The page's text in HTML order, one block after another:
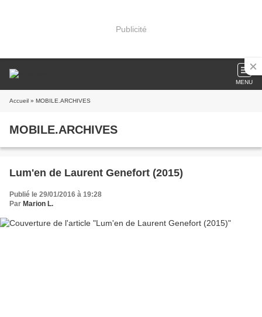
Publicité
MENU
Accueil » MOBILE.ARCHIVES
MOBILE.ARCHIVES
Lum'en de Laurent Genefort (2015)
Publié le 29/01/2016 à 19:28
Par Marion L.